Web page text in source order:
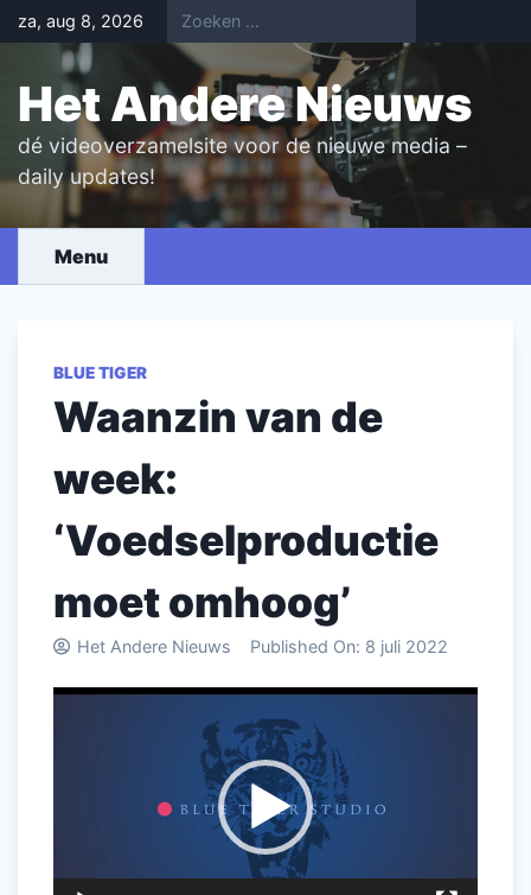
Skip
to
content
za, aug 8, 2026
Het Andere Nieuws
dé videoverzamelsite voor de nieuwe media –
daily updates!
Menu
BLUE TIGER
Waanzin van de
week:
‘Voedselproductie
moet omhoog’
Het Andere Nieuws Published On: 8 juli 2022
Videospeler